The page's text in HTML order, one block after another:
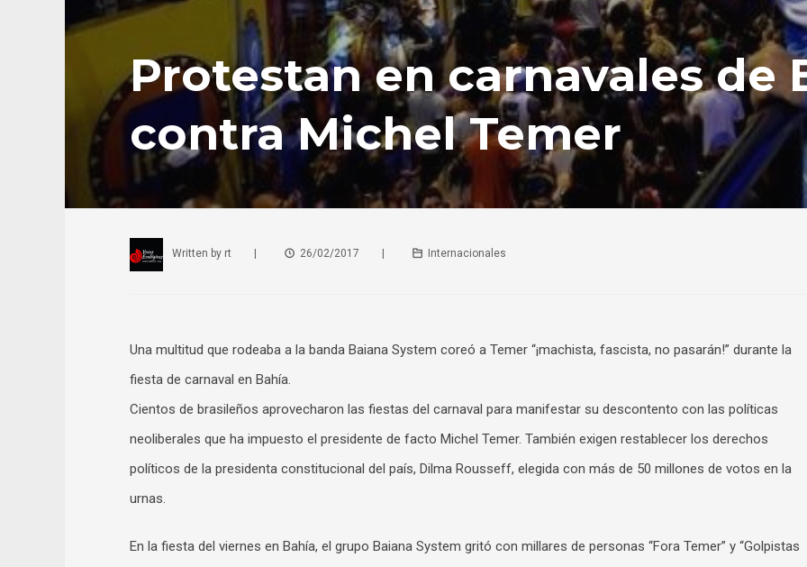
Protestan en carnavales de
contra Michel Temer
Written by rt 26/02/2017 Internacionales
Una multitud que rodeaba a la banda Baiana System coreó a Temer “¡machista, fascista, no pasarán!” durante la
fiesta de carnaval en Bahía.
Cientos de brasileños aprovecharon las fiestas del carnaval para manifestar su descontento con las políticas
neoliberales que ha impuesto el presidente de facto Michel Temer. También exigen restablecer los derechos
políticos de la presidenta constitucional del país, Dilma Rousseff, elegida con más de 50 millones de votos en la
urnas.
En la fiesta del viernes en Bahía, el grupo Baiana System gritó con millares de personas “Fora Temer” y “Golpistas